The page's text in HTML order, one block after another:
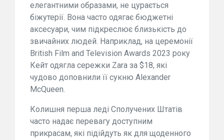
елегантними образами, не цурається
біжутерії. Вона часто одягає бюджетні
аксесуари, чим підкреслює близькість до
звичайних людей. Наприклад, на церемонії
British Film and Television Awards 2023 року
Кейт одягла сережки Zara за $18, які
чудово доповнили її сукню Alexander
McQueen.
Колишня перша леді Сполучених Штатів
часто надає перевагу доступним
прикрасам, які підійдуть як для щоденного